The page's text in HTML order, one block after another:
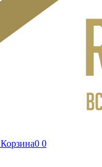
Корзина0 0